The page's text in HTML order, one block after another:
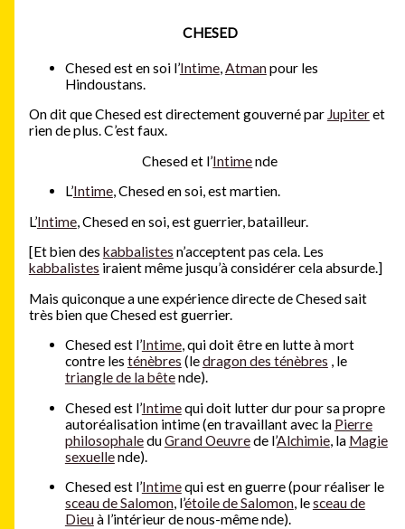
CHESED
Chesed est en soi l’Intime,Atmanpour les
Hindoustans.
On dit que Chesed est directement gouverné par Jupiteret
rien de plus. C’est faux.
Chesed et l’Intimende
L’Intime, Chesed en soi, est martien.
L’Intime, Chesed en soi, est guerrier, batailleur.
[Et bien des kabbalistes n’acceptent pas cela. Les
kabbalistes iraient même jusqu’à considérer cela absurde.]
Mais quiconque a une expérience directe de Chesed sait
très bien que Chesed est guerrier.
Chesed est l’Intime, qui doit être en lutte à mort
contre les ténèbres (ledragon des ténèbres , le
triangle de la bêtende).
Chesed est l’Intimequi doit lutter dur pour sa propre
autoréalisation intime (en travaillant avec la Pierre
philosophaleduGrand Oeuvrede l’Alchimie, la Magie
sexuellende).
Chesed est l’Intimequi est en guerre (pour réaliser le
sceau de Salomon, l’étoile de Salomon, lesceau de
Dieuà l’intérieur de nous-même nde).